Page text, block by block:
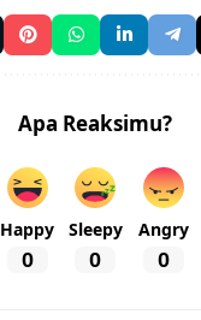
Apa Reaksimu?
Happy
0
Sleepy
0
Angry
0